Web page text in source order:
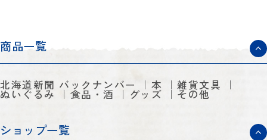
商品一覧
北海道新聞 バックナンバー 本 雑貨文具
ぬいぐるみ 食品・酒 グッズ その他
ショップ一覧